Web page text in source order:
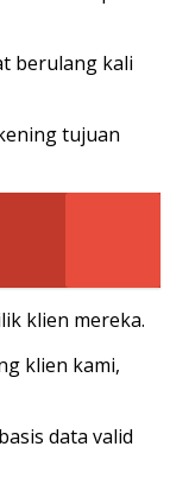
berulang kali
tujuan
klien mereka.
klien kami,
data valid